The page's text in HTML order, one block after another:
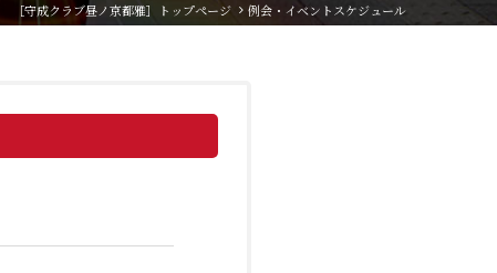
［守成クラブ昼ノ京都雅］トップページ 例会・イベントスケジュール